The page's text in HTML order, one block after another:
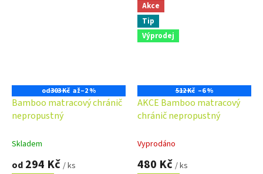
od303 Kč až–2 %
Bamboo matracový chránič
nepropustný
Skladem
od 294 Kč / ks
Akce
Tip
Výprodej
512 Kč –6 %
AKCE Bamboo matracový
chránič nepropustný
Vyprodáno
480 Kč / ks